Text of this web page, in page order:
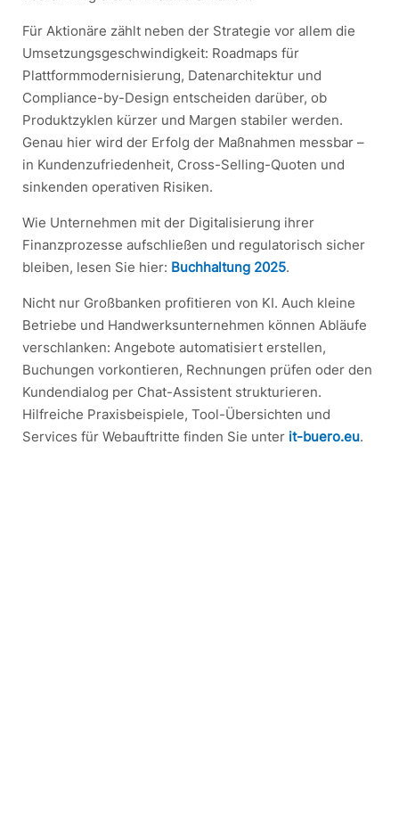
Für Aktionäre zählt neben der Strategie vor allem die
Umsetzungsgeschwindigkeit: Roadmaps für
Plattformmodernisierung, Datenarchitektur und
Compliance-by-Design entscheiden darüber, ob
Produktzyklen kürzer und Margen stabiler werden.
Genau hier wird der Erfolg der Maßnahmen messbar –
in Kundenzufriedenheit, Cross-Selling-Quoten und
sinkenden operativen Risiken.
Wie Unternehmen mit der Digitalisierung ihrer
Finanzprozesse aufschließen und regulatorisch sicher
bleiben, lesen Sie hier: Buchhaltung 2025.
Nicht nur Großbanken profitieren von KI. Auch kleine
Betriebe und Handwerksunternehmen können Abläufe
verschlanken: Angebote automatisiert erstellen,
Buchungen vorkontieren, Rechnungen prüfen oder den
Kundendialog per Chat-Assistent strukturieren.
Hilfreiche Praxisbeispiele, Tool-Übersichten und
Services für Webauftritte finden Sie unter it-buero.eu.